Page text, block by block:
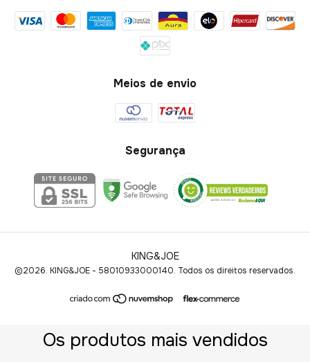
Meios de envio
Segurança
KING&JOE
©2026. KING&JOE - 58010933000140. Todos os direitos reservados.